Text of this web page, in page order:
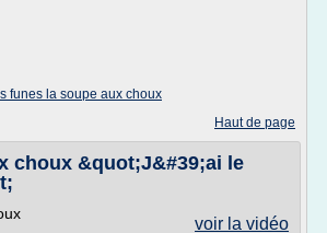
funes la soupe aux choux
Haut de page
choux &quot;J&#39;ai le
voir la vidéo